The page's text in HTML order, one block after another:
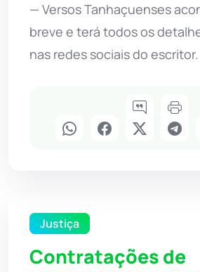
— Versos Tanhaçuenses
breve e terá todos os
nas redes sociais do escritor.
Justiça
Contratações de